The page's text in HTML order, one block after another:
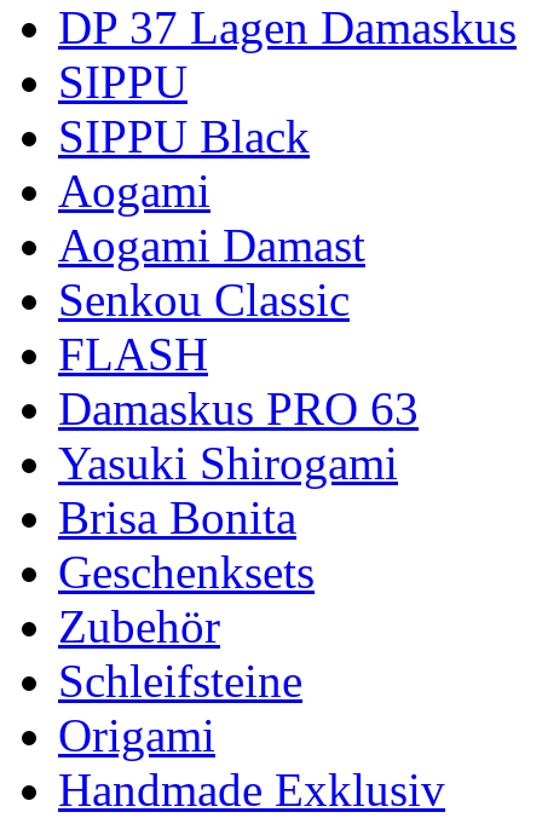
DP 37 Lagen Damaskus
SIPPU
SIPPU Black
Aogami
Aogami Damast
Senkou Classic
FLASH
Damaskus PRO 63
Yasuki Shirogami
Brisa Bonita
Geschenksets
Zubehör
Schleifsteine
Origami
Handmade Exklusiv